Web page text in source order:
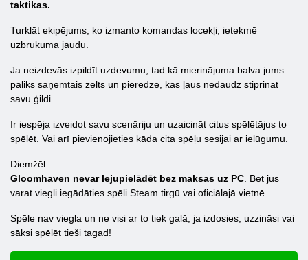
taktikas.
Turklāt ekipējums, ko izmanto komandas locekļi, ietekmē
uzbrukuma jaudu.
Ja neizdevās izpildīt uzdevumu, tad kā mierinājuma balva jums
paliks saņemtais zelts un pieredze, kas ļaus nedaudz stiprināt
savu ģildi.
Ir iespēja izveidot savu scenāriju un uzaicināt citus spēlētājus to
spēlēt. Vai arī pievienojieties kāda cita spēļu sesijai ar ielūgumu.
Diemžēl
Gloomhaven nevar lejupielādēt bez maksas uz PC . Bet jūs
varat viegli iegādāties spēli Steam tirgū vai oficiālajā vietnē.
Spēle nav viegla un ne visi ar to tiek galā, ja izdosies, uzzināsi vai
sāksi spēlēt tieši tagad!